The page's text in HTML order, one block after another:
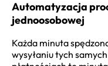
Automatyzacja
jednoosobowej
Każda minuta
wysyłaniu tych